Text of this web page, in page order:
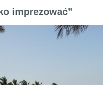
imprezować”